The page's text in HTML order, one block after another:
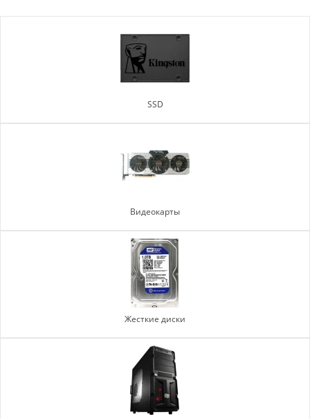
SSD
Видеокарты
Жесткие диски